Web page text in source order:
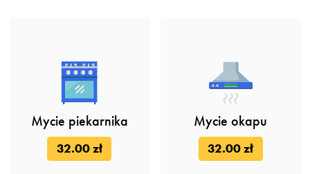
Mycie piekarnika
32.00 zł
Mycie okapu
32.00 zł